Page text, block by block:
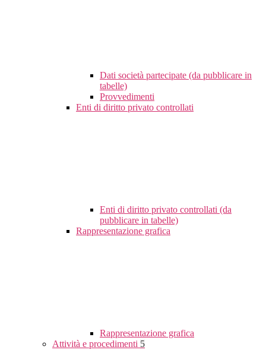
Dati società partecipate (da pubblicare in
tabelle)
Provvedimenti
Enti di diritto privato controllati
Enti di diritto privato controllati (da
pubblicare in tabelle)
Rappresentazione grafica
Rappresentazione grafica
Attività e procedimenti 5